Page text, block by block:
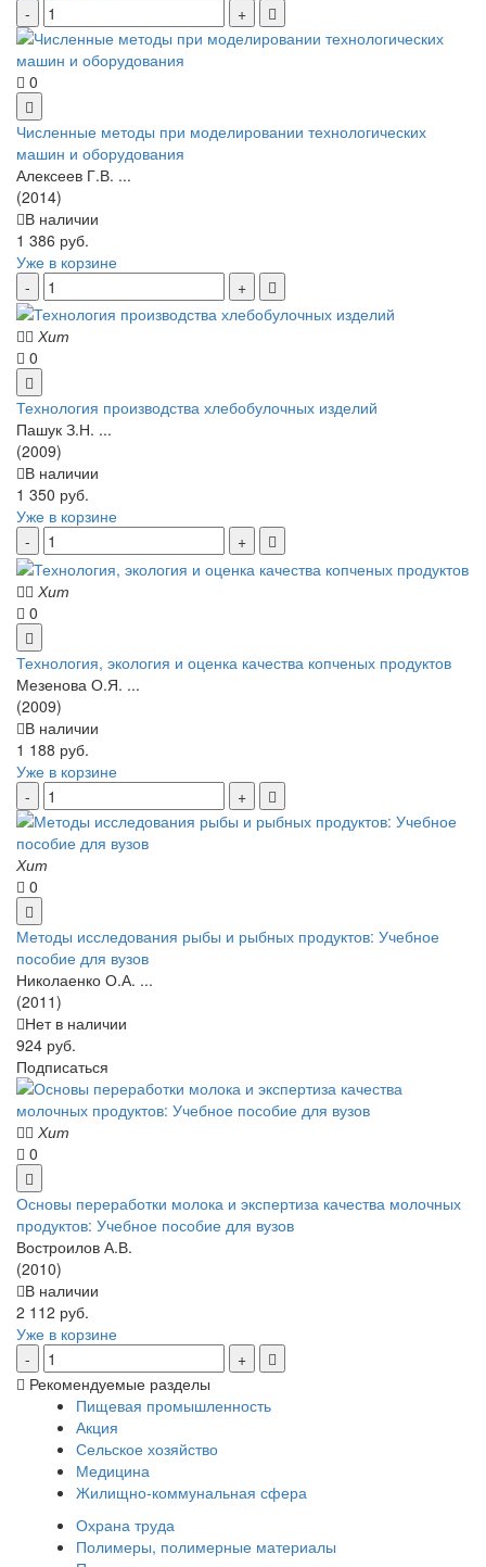
0
Численные методы при моделировании технологических
машин и оборудования
Алексеев Г.В. ...
(2014)
В наличии
1 386 руб.
Уже в корзине
Хит
0
Технология производства хлебобулочных изделий
Пашук З.Н. ...
(2009)
В наличии
1 350 руб.
Уже в корзине
Хит
0
Технология, экология и оценка качества копченых продуктов
Мезенова О.Я. ...
(2009)
В наличии
1 188 руб.
Уже в корзине
Хит
0
Методы исследования рыбы и рыбных продуктов: Учебное
пособие для вузов
Николаенко О.А. ...
(2011)
Нет в наличии
924 руб.
Подписаться
Хит
0
Основы переработки молока и экспертиза качества молочных
продуктов: Учебное пособие для вузов
Востроилов А.В.
(2010)
В наличии
2 112 руб.
Уже в корзине
Рекомендуемые разделы
Пищевая промышленность
Акция
Сельское хозяйство
Медицина
Жилищно-коммунальная сфера
Охрана труда
Полимеры, полимерные материалы